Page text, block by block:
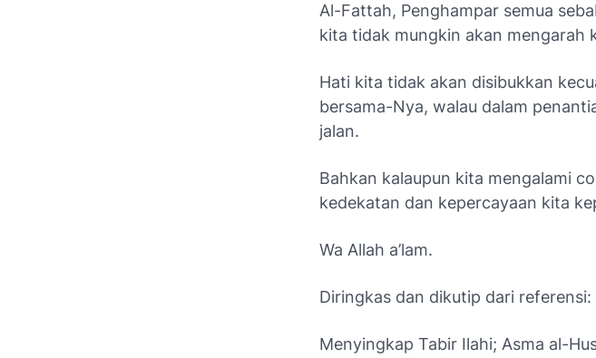
Al-Fattah, Penghampar semua
kita tidak mungkin akan mengarah
Hati kita tidak akan disibukkan
bersama-Nya, walau dalam
jalan.
Bahkan kalaupun kita mengalami
kedekatan dan kepercayaan kita
Wa Allah a’lam.
Diringkas dan dikutip dari referensi:
Menyingkap Tabir Ilahi; Asma al-